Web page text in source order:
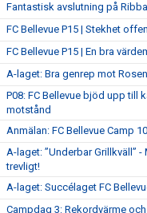
Fantastisk avslutning på
FC Bellevue P15 | Stekhet
FC Bellevue P15 | En bra
A-laget: Bra genrep mot
P08: FC Bellevue bjöd upp till
motstånd
Anmälan: FC Bellevue Camp
A-laget: ”Underbar Grillkväll”
trevligt!
A-laget: Succélaget FC
Campdag 3: Rekordvärme